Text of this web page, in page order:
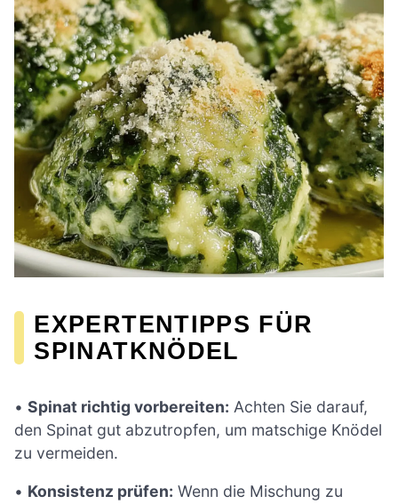
EXPERTENTIPPS FÜR
SPINATKNÖDEL
• Spinat richtig vorbereiten: Achten Sie darauf,
den Spinat gut abzutropfen, um matschige Knödel
zu vermeiden.
• Konsistenz prüfen: Wenn die Mischung zu